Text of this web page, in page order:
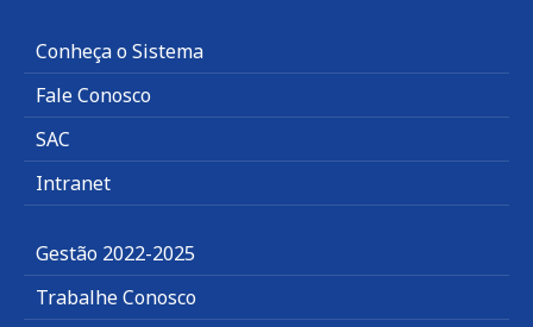
Conheça o Sistema
Fale Conosco
SAC
Intranet
Gestão 2022-2025
Trabalhe Conosco